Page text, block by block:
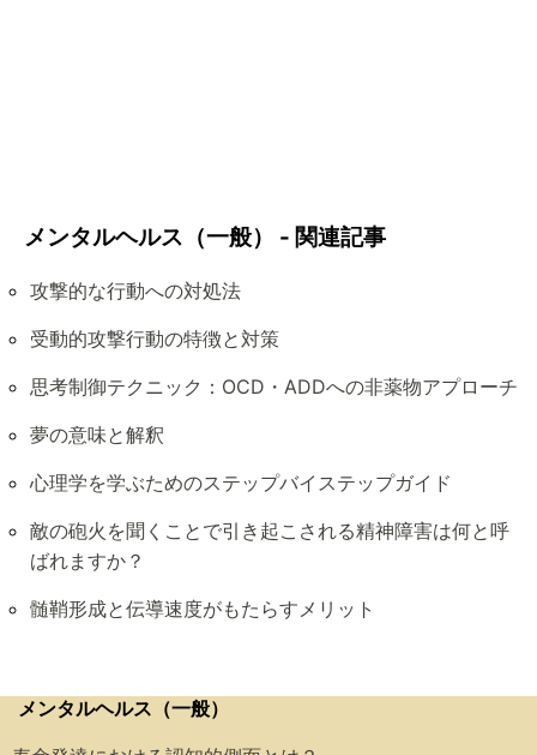
メンタルヘルス（一般） - 関連記事
攻撃的な行動への対処法
受動的攻撃行動の特徴と対策
思考制御テクニック：OCD・ADDへの非薬物アプローチ
夢の意味と解釈
心理学を学ぶためのステップバイステップガイド
敵の砲火を聞くことで引き起こされる精神障害は何と呼
ばれますか？
髄鞘形成と伝導速度がもたらすメリット
メンタルヘルス（一般）